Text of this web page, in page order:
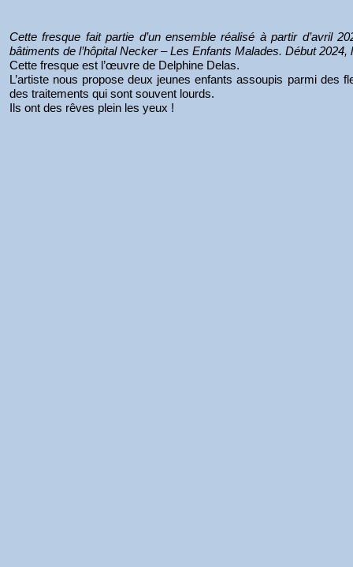
Cette fresque fait partie d’un ensemble réalisé à partir d’avril
bâtiments de l’hôpital Necker – Les Enfants Malades. Début
Cette fresque est l’œuvre de Delphine Delas.
L’artiste nous propose deux jeunes enfants assoupis parmi des
des traitements qui sont souvent lourds.
Ils ont des rêves plein les yeux !